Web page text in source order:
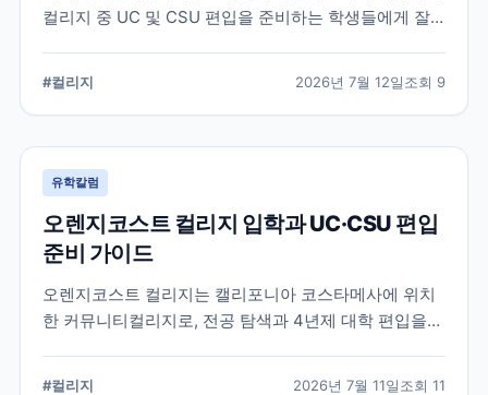
컬리지 중 UC 및 CSU 편입을 준비하는 학생들에게 잘
정리했습니다.
#컬리지 2026년 7월 12일조회 9
유학칼럼
오렌지코스트 컬리지 입학과 UC·CSU 편입
준비 가이드
오렌지코스트 컬리지는 캘리포니아 코스타메사에 위치
한 커뮤니티컬리지로, 전공 탐색과 4년제 대학 편입을
#컬리지 2026년 7월 11일조회 11